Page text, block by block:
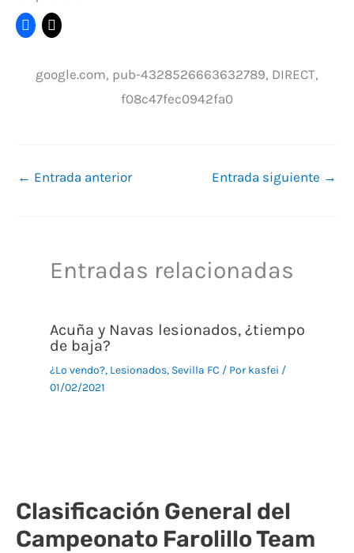
google.com, pub-4328526663632789, DIRECT,
f08c47fec0942fa0
← Entrada anterior Entrada siguiente →
Entradas relacionadas
Acuña y Navas lesionados, ¿tiempo
de baja?
¿Lo vendo?, Lesionados, Sevilla FC / Por kasfei /
01/02/2021
Clasificación General del
Campeonato Farolillo Team